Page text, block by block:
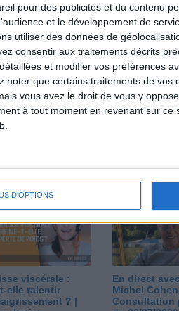
pour des publicités et du contenu
et le développement de
utiliser des données de
consentir aux traitements décrits
et modifier vos préférences
noter que certains traitements de
vous avez le droit de vous y
à tout moment en revenant sur
D'OPTIONS
en live en participant à
les diététiciennes du
du
2026
Consultation
29/07/2026
viscérale :
elle ralentir
? |
En direct
Michel
Consultation